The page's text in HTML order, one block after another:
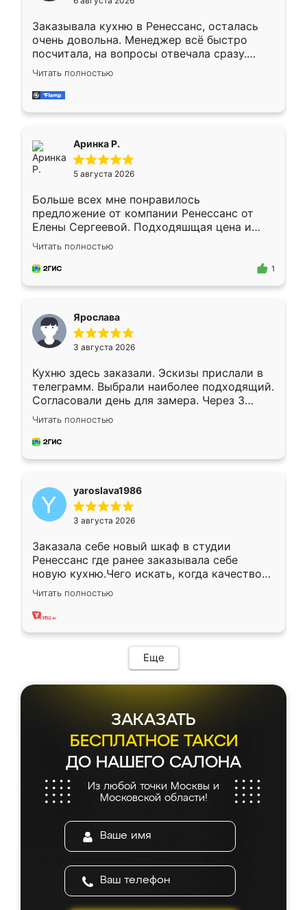
мебели буду заказывать только здесь.
Заказывала кухню в Ренессанс, осталась
очень довольна. Менеджер всё быстро
посчитала, на вопросы отвечала сразу.
Замерщик приехал в субботу, подошёл к
делу со всей ответственностью. Собрали
за день, ребята работали аккуратно, даже
Читать полностью
Аринка Р.
5 августа 2026
Больше всех мне понравилось
предложение от компании Ренессанс от
Елены Сергеевой. Подходяшщая цена и
короткие сроки изготовления. Приехавший
для замера сотрудник Владислав
предложил по моему эскизу самый
Читать полностью
1
Ярослава
3 августа 2026
Кухню здесь заказали. Эскизы прислали в
телеграмм. Выбрали наиболее подходящий.
Согласовали день для замера. Через 3
недели кухня была уже готова. Остались
довольны работой. Спасибо Ренессанс
мебель за качественную работу!
Читать полностью
yaroslava1986
3 августа 2026
Заказала себе новый шкаф в студии
Ренессанс где ранее заказывала себе
новую кухню.Чего искать, когда качеством
вполне довольна. Служит кухня уже почти
два года, нареканий нет.
Читать полностью
Еще
ЗАКАЗАТЬ
БЕСПЛАТНОЕ ТАКСИ
ДО НАШЕГО САЛОНА
Из любой точки Москвы и
Московской области!